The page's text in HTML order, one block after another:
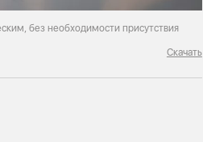
без необходимости присутствия
Скачать